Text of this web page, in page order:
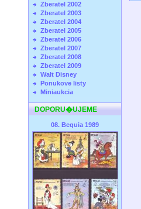
Zberatel 2002
Zberatel 2003
Zberatel 2004
Zberatel 2005
Zberatel 2006
Zberatel 2007
Zberatel 2008
Zberatel 2009
Walt Disney
Ponukove listy
Miniaukcia
DOPORU�UJEME
08. Bequia 1989